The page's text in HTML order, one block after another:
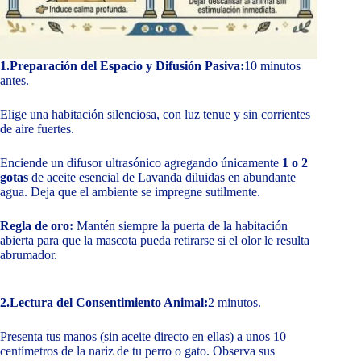
1.Preparación del Espacio y Difusión Pasiva:10 minutos
antes.
Elige una habitación silenciosa, con luz tenue y sin corrientes
de aire fuertes.
Enciende un difusor ultrasónico agregando únicamente 1 o 2
gotas de aceite esencial de Lavanda diluidas en abundante
agua. Deja que el ambiente se impregne sutilmente.
Regla de oro: Mantén siempre la puerta de la habitación
abierta para que la mascota pueda retirarse si el olor le resulta
abrumador.
2.Lectura del Consentimiento Animal:2 minutos.
Presenta tus manos (sin aceite directo en ellas) a unos 10
centímetros de la nariz de tu perro o gato. Observa sus